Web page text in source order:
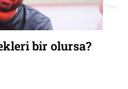
kaybediyor?